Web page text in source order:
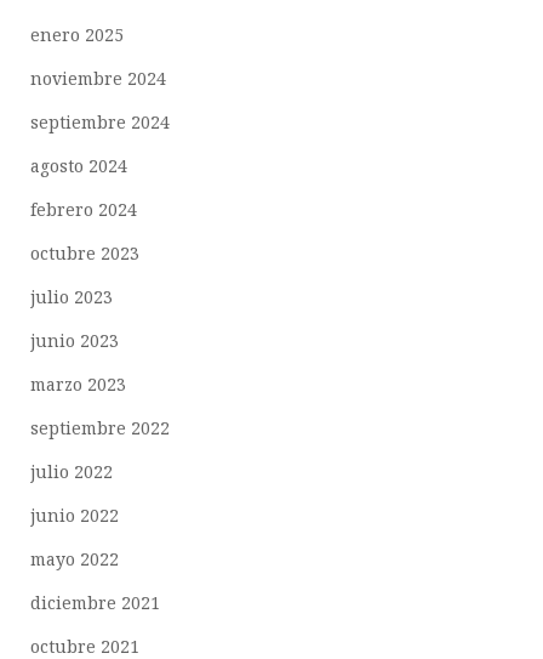
enero 2025
noviembre 2024
septiembre 2024
agosto 2024
febrero 2024
octubre 2023
julio 2023
junio 2023
marzo 2023
septiembre 2022
julio 2022
junio 2022
mayo 2022
diciembre 2021
octubre 2021